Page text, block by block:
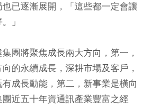
已逐漸展開，「這些都一定會讓
」
團將聚焦成長兩大方向，第一，
的永續成長，深耕市場及客戶，
成長動能，第二，新事業是橫向
近五十年資通訊產業豐富之經